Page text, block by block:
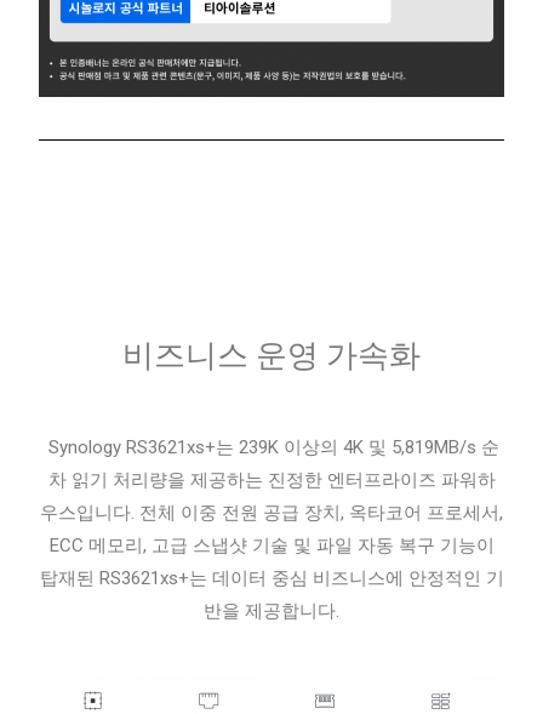
비즈니스 운영 가속화
Synology RS3621xs+는 239K 이상의 4K 및 5,819MB/s 순
차 읽기 처리량을 제공하는 진정한 엔터프라이즈 파워하
우스입니다. 전체 이중 전원 공급 장치, 옥타코어 프로세서,
ECC 메모리, 고급 스냅샷 기술 및 파일 자동 복구 기능이
탑재된 RS3621xs+는 데이터 중심 비즈니스에 안정적인 기
반을 제공합니다.